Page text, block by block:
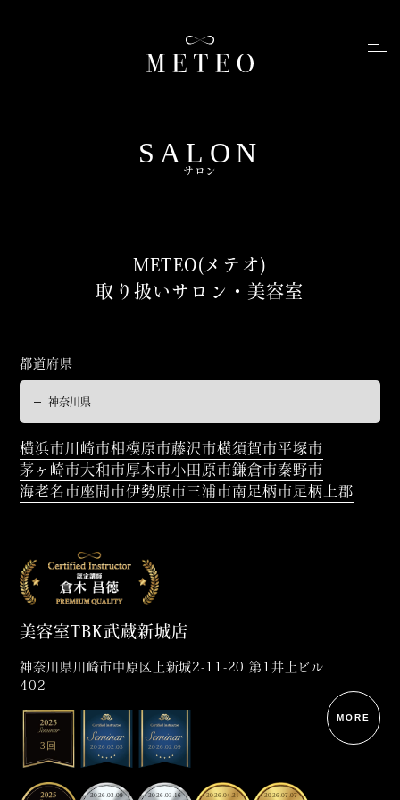
SALON
サロン
METEO(メテオ)
取り扱いサロン・美容室
都道府県
横浜市川崎市相模原市藤沢市横須賀市平塚市
茅ヶ崎市大和市厚木市小田原市鎌倉市秦野市
海老名市座間市伊勢原市三浦市南足柄市足柄上郡
美容室TBK武蔵新城店
神奈川県川崎市中原区上新城2-11-20 第1井上ビル
402
3回 2026.02.03 2026.02.09
2026.03.09 2026.03.16 2026.04.21 2026.07.07
MORE